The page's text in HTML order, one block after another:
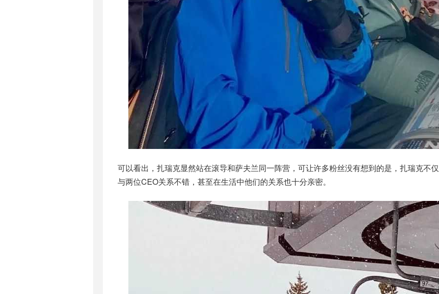
可以看出，扎瑞克显然站在滚导和萨夫兰同一阵营，可让许多粉丝没有想到的是，扎瑞克不
与两位CEO关系不错，甚至在生活中他们的关系也十分亲密。